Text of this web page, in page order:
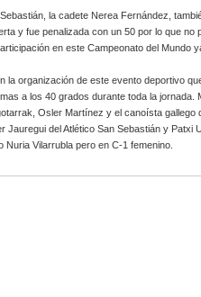
la cadete Nerea Fernández,
y fue penalizada con un 50 por lo que
en este Campeonato del
la organización de este evento deportivo
a los 40 grados durante toda la
Osler Martínez y el canoísta
del Atlético San Sebastián y
Vilarrubla pero en C-1 femenino.